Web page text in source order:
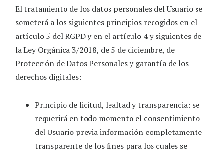
El tratamiento de los datos personales del Usuario se
someterá a los siguientes principios recogidos en el
artículo 5 del RGPD y en el artículo 4 y siguientes de
la Ley Orgánica 3/2018, de 5 de diciembre, de
Protección de Datos Personales y garantía de los
derechos digitales:
Principio de licitud, lealtad y transparencia: se
requerirá en todo momento el consentimiento
del Usuario previa información completamente
transparente de los fines para los cuales se